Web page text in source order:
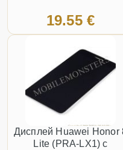
19.55 €
Дисплей Huawei Honor
Lite (PRA-LX1) с